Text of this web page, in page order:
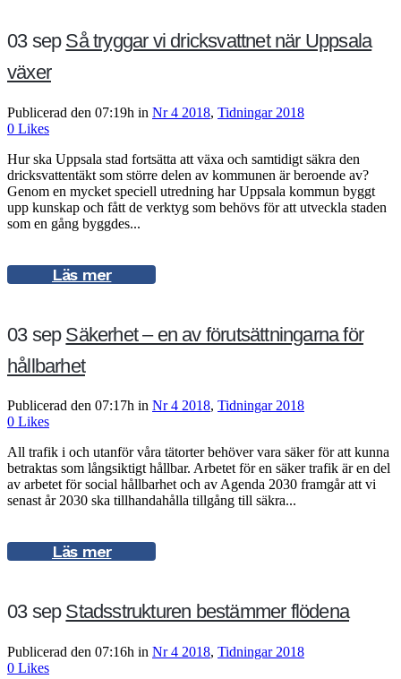
03 sep Så tryggar vi dricksvattnet när Uppsala
växer
Publicerad den 07:19h in Nr 4 2018, Tidningar 2018
0 Likes
Hur ska Uppsala stad fortsätta att växa och samtidigt säkra den
dricksvattentäkt som större delen av kommunen är beroende av?
Genom en mycket speciell utredning har Uppsala kommun byggt
upp kunskap och fått de verktyg som behövs för att utveckla staden
som en gång byggdes...
Läs mer
03 sep Säkerhet – en av förutsättningarna för
hållbarhet
Publicerad den 07:17h in Nr 4 2018, Tidningar 2018
0 Likes
All trafik i och utanför våra tätorter behöver vara säker för att kunna
betraktas som långsiktigt hållbar. Arbetet för en säker trafik är en del
av arbetet för social hållbarhet och av Agenda 2030 framgår att vi
senast år 2030 ska tillhandahålla tillgång till säkra...
Läs mer
03 sep Stadsstrukturen bestämmer flödena
Publicerad den 07:16h in Nr 4 2018, Tidningar 2018
0 Likes